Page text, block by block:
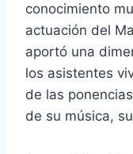
conocimiento
actuación del
aportó una
los asistentes
de las
de su música,